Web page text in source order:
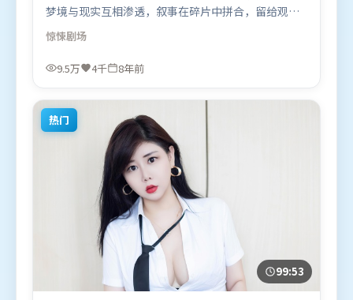
梦境与现实互相渗透，叙事在碎片中拼合，留给观众
回味空间。人物关系网复杂却不凌乱，每场对手戏都
推动信息增量。由是枝裕和执导，奥卡菲娜、朱一
龙、木村拓哉，秦海璐等联袂出演。影片于2018年5
材的观众观看。
惊悚剧场
9.5万 4千 8年前
热门
99:53